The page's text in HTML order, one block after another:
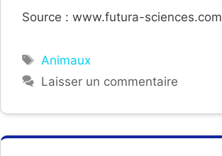
Source : www.futura-sciences.com
Étiquettes
Animaux
Laisser un commentaire